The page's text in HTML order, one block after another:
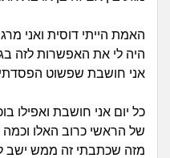
האמת הייתי דוסית ואני
היה לי את האפשרות לזה
אני חושבת שפשוט
כל יום אני חושבת ואפילו
של הראשי כרוב האלו
מזה שכתבתי זה ממש ישב